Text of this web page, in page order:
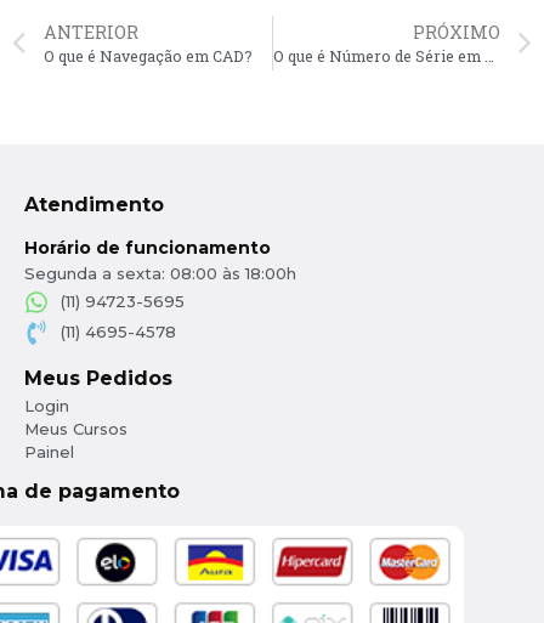
ANTERIOR
O que é Navegação em CAD?
PRÓXIMO
Atendimento
Horário de funcionamento
Segunda a sexta: 08:00 às 18:00h
(11) 94723-5695
(11) 4695-4578
Meus Pedidos
Login
Meus Cursos
Painel
de pagamento